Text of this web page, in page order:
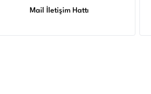
Mail İletişim Hattı